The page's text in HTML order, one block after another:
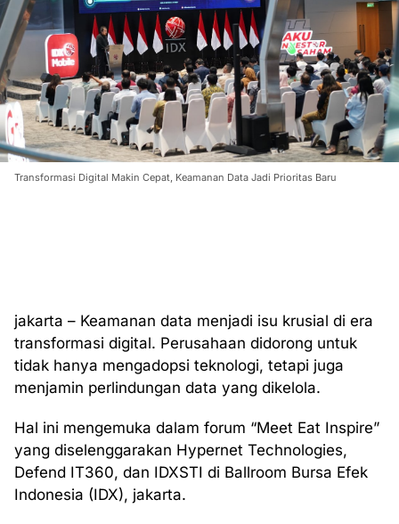
Transformasi Digital Makin Cepat, Keamanan Data Jadi Prioritas Baru
jakarta – Keamanan data menjadi isu krusial di era
transformasi digital. Perusahaan didorong untuk
tidak hanya mengadopsi teknologi, tetapi juga
menjamin perlindungan data yang dikelola.
Hal ini mengemuka dalam forum “Meet Eat Inspire”
yang diselenggarakan Hypernet Technologies,
Defend IT360, dan IDXSTI di Ballroom Bursa Efek
Indonesia (IDX), jakarta.